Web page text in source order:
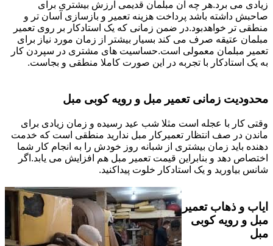
زیادی می برد.هر چه آن مبلمان قدیمی ارزش بیشتری برای
صاحبش داشته باشد پرداخت هزینه تعمیر و بازسازی آسان تر و
منطقی تر خواهدبود.در ضمن زمانی که یک استادکار بر روی تعمیر
مبلمان عتیقه صرف می کند بسیار بیشتر از زمان مورد نیاز برای
تعمیر مبلمان معمولی است.حساسیت های مشتری در سپردن کار
به یک استادکار با تجربه در این صورت کاملا منطقی و بجاست.
محدودیت زمانی تعمیر مبل و رویه کوبی مبل
وقتی کار با عجله است مثلا شب عید رسیده و زمان زیادی برای
ماندن در صف انتظار تعمیرکار مبل ندارید منطقی است که خدمت
دهنده باید زمان بیشتری از شبانه روز خودش را به انجام کار شما
اختصاص دهد و بنابراین قیمت تعمیر مبل هم افزایش می یابد.اگر
شانس بیاورید و یک استادکار خلوت پیداکنید.
ایاب و ذهاب تعمیر
مبل و رویه کوبی
مبل